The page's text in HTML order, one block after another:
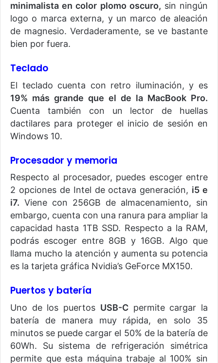
minimalista en color plomo oscuro, sin ningún
logo o marca externa, y un marco de aleación
de magnesio. Verdaderamente, se ve bastante
bien por fuera.
Teclado
El teclado cuenta con retro iluminación, y es
19% más grande que el de la MacBook Pro.
Cuenta también con un lector de huellas
dactilares para proteger el inicio de sesión en
Windows 10.
Procesador y memoria
Respecto al procesador, puedes escoger entre
2 opciones de Intel de octava generación, i5 e
i7. Viene con 256GB de almacenamiento, sin
embargo, cuenta con una ranura para ampliar la
capacidad hasta 1TB SSD. Respecto a la RAM,
podrás escoger entre 8GB y 16GB. Algo que
llama mucho la atención y aumenta su potencia
es la tarjeta gráfica Nvidia’s GeForce MX150.
Puertos y batería
Uno de los puertos USB-Cpermite cargar la
batería de manera muy rápida, en solo 35
minutos se puede cargar el 50% de la batería de
60Wh. Su sistema de refrigeración simétrica
permite que esta máquina trabaje al 100% sin